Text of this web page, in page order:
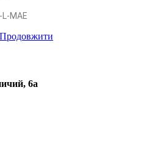
L-MAE
Продовжити
6а